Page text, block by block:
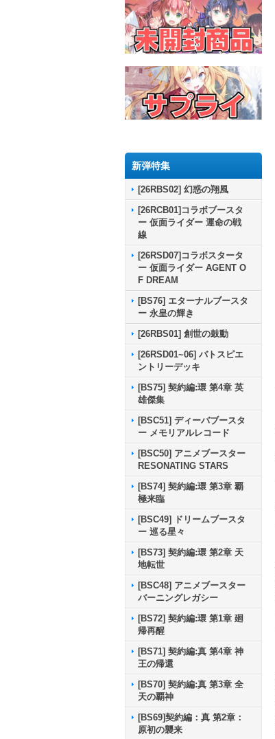
新弾特集
[26RBS02] 幻惑の翔風
[26RCB01]コラボブースタ
ー 仮面ライダー 運命の戦
線
[26RSD07]コラボスタータ
ー 仮面ライダー AGENT O
F DREAM
[BS76] エターナルブースタ
ー 永皇の輝き
[26RBS01] 創世の鼓動
[26RSD01~06] バトスピエ
ントリーデッキ
[BS75] 契約編:環 第4章 英
雄傑集
[BSC51] ディーバブースタ
ー メモリアルレコード
[BSC50] アニメブースター
RESONATING STARS
[BS74] 契約編:環 第3章 覇
極来臨
[BSC49] ドリームブースタ
ー 巡る星々
[BS73] 契約編:環 第2章 天
地転世
[BSC48] アニメブースター
バーニングレガシー
[BS72] 契約編:環 第1章 廻
帰再醒
[BS71] 契約編:真 第4章 神
王の帰還
[BS70] 契約編:真 第3章 全
天の覇神
[BS69]契約編：真 第2章：
原初の襲来